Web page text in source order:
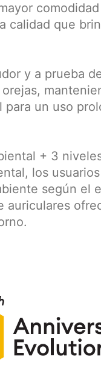
calidad que
y a prueba
para un uso
+ 3
los
según el
auriculares